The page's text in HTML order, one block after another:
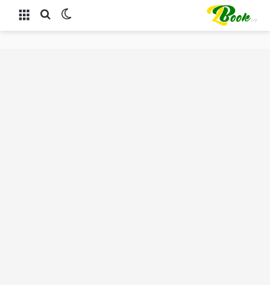
القائمة بحث عن